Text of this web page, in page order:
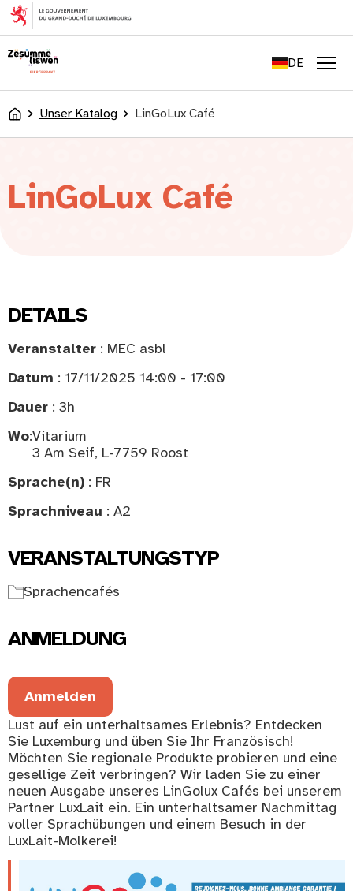
springen
DE
LU
AccueilUnser Katalog LinGoLux Café
LinGoLux Café
DETAILS
Veranstalter : MEC asbl
Datum : 17/11/2025 14:00 - 17:00
Dauer : 3h
Wo:Vitarium
3 Am Seif, L-7759 Roost
Sprache(n) : FR
Sprachniveau : A2
VERANSTALTUNGSTYP
Sprachencafés
ANMELDUNG
Anmelden
Lust auf ein unterhaltsames Erlebnis? Entdecken
Sie Luxemburg und üben Sie Ihr Französisch!
Möchten Sie regionale Produkte probieren und eine
gesellige Zeit verbringen? Wir laden Sie zu einer
neuen Ausgabe unseres LinGolux Cafés bei unserem
Partner LuxLait ein. Ein unterhaltsamer Nachmittag
voller Sprachübungen und einem Besuch in der
LuxLait-Molkerei!